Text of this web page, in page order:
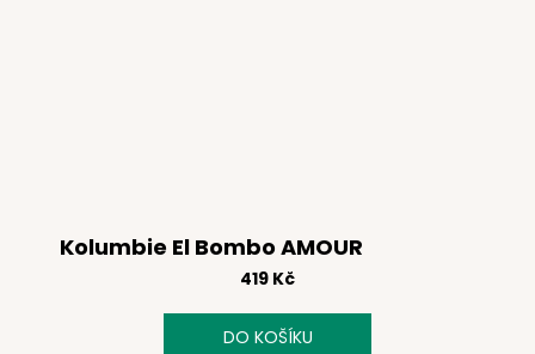
Kolumbie El Bombo AMOUR
419 Kč
DO KOŠÍKU